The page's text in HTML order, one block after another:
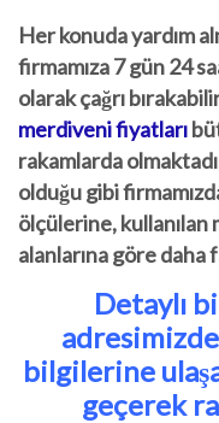
Her konuda yardım
firmamıza 7 gün 24
olarak çağrı
merdiveni fiyatları
rakamlarda
olduğu gibi
ölçülerine, kullanılan
alanlarına göre daha
Detaylı
bilgilerine
geçerek